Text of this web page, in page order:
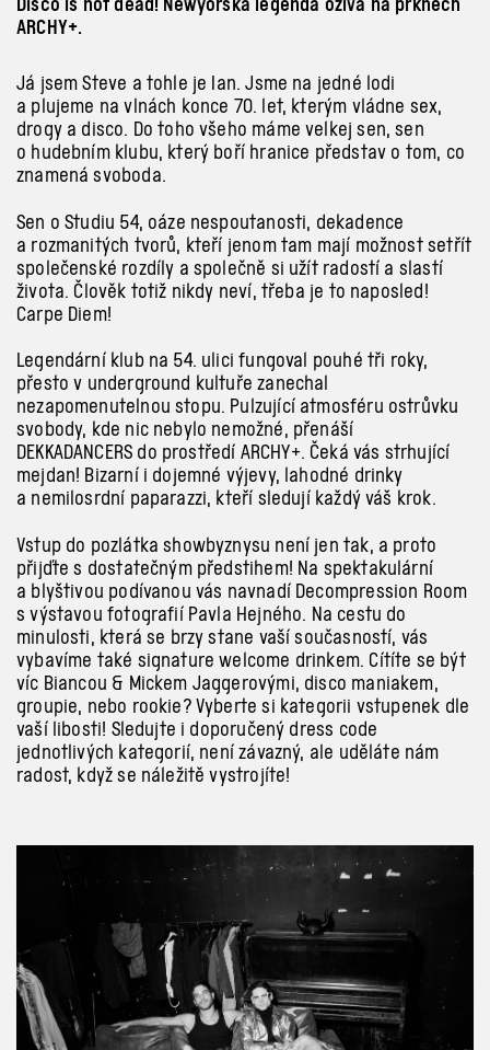
ARCHY+.
Já jsem Steve a tohle je Ian. Jsme na jedné lodi
a plujeme na vlnách konce 70. let, kterým vládne sex,
drogy a disco. Do toho všeho máme velkej sen, sen
o hudebním klubu, který boří hranice představ o tom, co
znamená svoboda.
Sen o Studiu 54, oáze nespoutanosti, dekadence
a rozmanitých tvorů, kteří jenom tam mají možnost setřít
společenské rozdíly a společně si užít radostí a slastí
života. Člověk totiž nikdy neví, třeba je to naposled!
Carpe Diem!
Legendární klub na 54. ulici fungoval pouhé tři roky,
přesto v underground kultuře zanechal
nezapomenutelnou stopu. Pulzující atmosféru ostrůvku
svobody, kde nic nebylo nemožné, přenáší
DEKKADANCERS do prostředí ARCHY+. Čeká vás strhující
mejdan! Bizarní i dojemné výjevy, lahodné drinky
a nemilosrdní paparazzi, kteří sledují každý váš krok.
Vstup do pozlátka showbyznysu není jen tak, a proto
přijďte s dostatečným předstihem! Na spektakulární
a blyštivou podívanou vás navnadí Decompression Room
s výstavou fotografií Pavla Hejného. Na cestu do
minulosti, která se brzy stane vaší současností, vás
vybavíme také signature welcome drinkem. Cítíte se být
víc Biancou & Mickem Jaggerovými, disco maniakem,
groupie, nebo rookie? Vyberte si kategorii vstupenek dle
vaší libosti! Sledujte i doporučený dress code
jednotlivých kategorií, není závazný, ale uděláte nám
radost, když se náležitě vystrojíte!